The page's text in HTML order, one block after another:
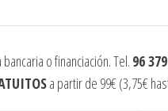
o financiación. Tel. 96
a partir de 99€ (3,75€